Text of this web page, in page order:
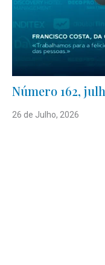
Número 162,
26 de Julho, 2026